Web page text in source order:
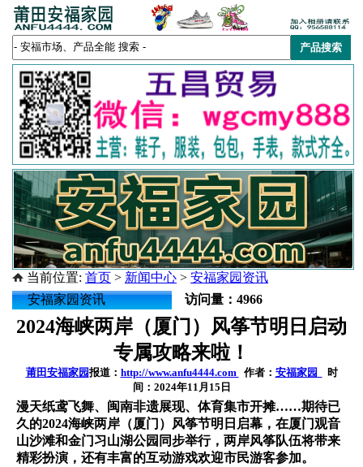
当前位置: 首页 > 新闻中心 > 安福家园资讯
安福家园资讯
访问量：4966
2024海峡两岸（厦门）风筝节明日启动
专属攻略来啦！
莆田安福家园报道： http://www.anfu4444.com 作者： 安福家园
时
间：2024年11月15日
漫天纸鸢飞舞、闽南非遗展现、体育集市开摊……期待已
久的2024海峡两岸（厦门）风筝节明日启幕，在厦门观音
山沙滩和金门习山湖公园同步举行，两岸风筝队伍将带来
精彩扮演，还有丰富的互动游戏欢迎市民游客参加。